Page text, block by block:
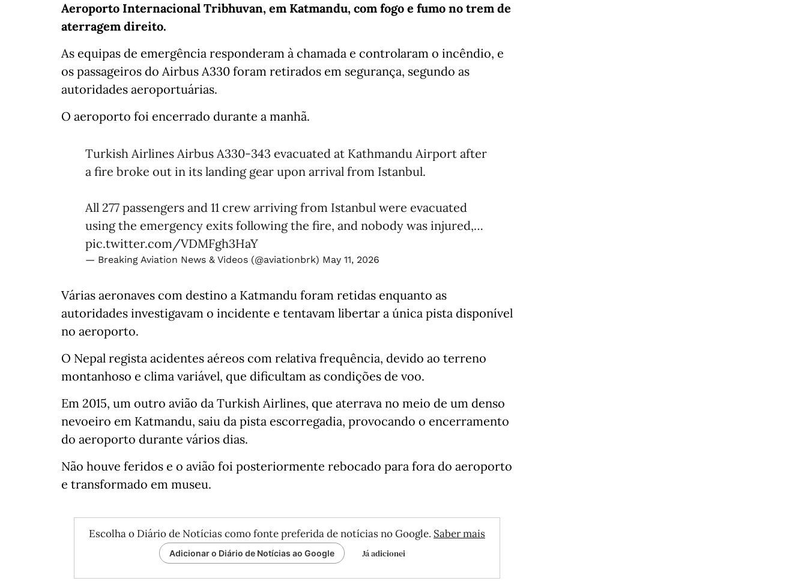
Aeroporto Internacional Tribhuvan, em Katmandu, com fogo e fumo no trem de
aterragem direito.
As equipas de emergência responderam à chamada e controlaram o incêndio, e
os passageiros do Airbus A330 foram retirados em segurança, segundo as
autoridades aeroportuárias.
O aeroporto foi encerrado durante a manhã.
Turkish Airlines Airbus A330-343 evacuated at Kathmandu Airport after
a fire broke out in its landing gear upon arrival from Istanbul.
All 277 passengers ​and 11 crew ⁠arriving from Istanbul were evacuated
using the ​emergency exits following the fire, and nobody ​was injured,…
pic.twitter.com/VDMFgh3HaY
— Breaking Aviation News & Videos (@aviationbrk) May 11, 2026
Várias aeronaves com destino a Katmandu foram retidas enquanto as
autoridades investigavam o incidente e tentavam libertar a única pista disponível
no aeroporto.
O Nepal regista acidentes aéreos com relativa frequência, devido ao terreno
montanhoso e clima variável, que dificultam as condições de voo.
Em 2015, um outro avião da Turkish Airlines, que aterrava no meio de um denso
nevoeiro em Katmandu, saiu da pista escorregadia, provocando o encerramento
do aeroporto durante vários dias.
Não houve feridos e o avião foi posteriormente rebocado para fora do aeroporto
e transformado em museu.
Escolha o Diário de Notícias como fonte preferida de notícias no Google. Saber mais
Adicionar o Diário de Notícias ao Google Já adicionei